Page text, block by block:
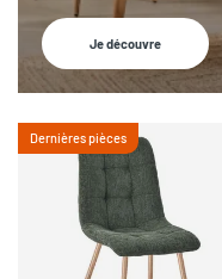
Je découvre
Dernières pièces